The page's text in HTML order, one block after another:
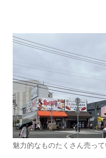
魅力的なものたくさん売って